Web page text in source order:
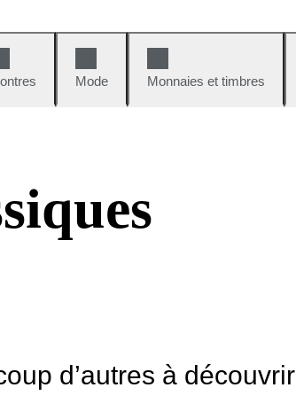
Mode Monnaies et timbres
d’autres à découvrir